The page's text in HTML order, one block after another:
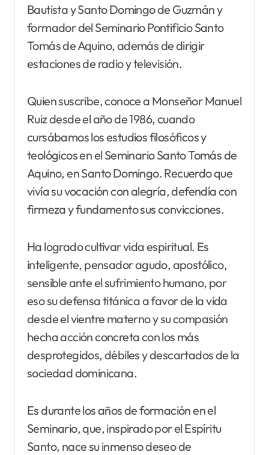
Bautista y Santo Domingo de Guzmán y
formador del Seminario Pontificio Santo
Tomás de Aquino, además de dirigir
estaciones de radio y televisión.
Quien suscribe, conoce a Monseñor Manuel
Ruiz desde el año de 1986, cuando
cursábamos los estudios filosóficos y
teológicos en el Seminario Santo Tomás de
Aquino, en Santo Domingo. Recuerdo que
vivía su vocación con alegría, defendía con
firmeza y fundamento sus convicciones.
Ha logrado cultivar vida espiritual. Es
inteligente, pensador agudo, apostólico,
sensible ante el sufrimiento humano, por
eso su defensa titánica a favor de la vida
desde el vientre materno y su compasión
hecha acción concreta con los más
desprotegidos, débiles y descartados de la
sociedad dominicana.
Es durante los años de formación en el
Seminario, que, inspirado por el Espíritu
Santo, nace su inmenso deseo de